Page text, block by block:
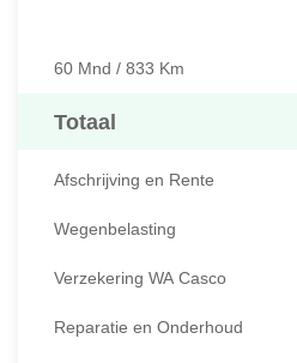
60 Mnd / 833 Km
Totaal
Afschrijving en Rente
Wegenbelasting
Verzekering WA Casco
Reparatie en Onderhoud